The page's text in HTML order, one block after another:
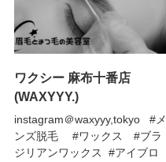
ワクシー 麻布十番店
(WAXYYY.)
instagram＠waxyyy,tokyo #メ
ンズ脱毛 #ワックス #ブラ
ジリアンワックス #アイブロ